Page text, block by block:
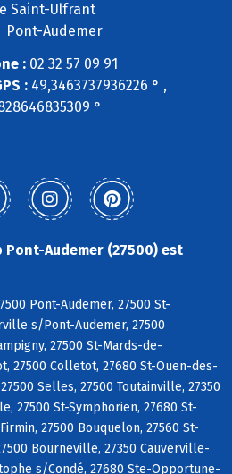
Saint-Ulfrant
Pont-Audemer
: 02 32 57 09 91
: 49,3463737936226 ° ,
°
Audemer (27500) est
Pont-Audemer, 27500 St-
s/Pont-Audemer, 27500
27500 St-Mards-de-
27500 Colletot, 27680 St-Ouen-des-
Selles, 27500 Toutainville, 27350
27500 St-Symphorien, 27680 St-
27500 Bouquelon, 27560 St-
Bourneville, 27350 Cauverville-
s/Condé, 27680 Ste-Opportune-